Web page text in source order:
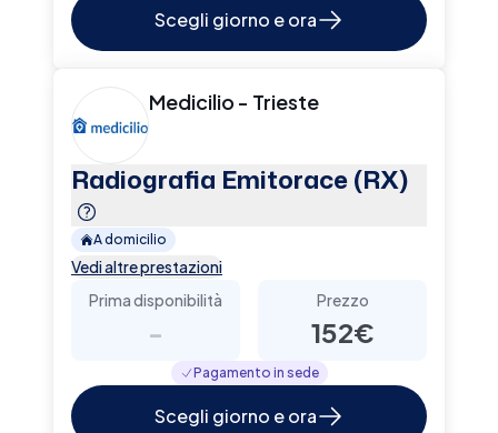
Scegli giorno e ora
Medicilio - Trieste
Radiografia Emitorace (RX)
A domicilio
Vedi altre prestazioni
Prima disponibilità
-
Prezzo
152€
Pagamento in sede
Scegli giorno e ora